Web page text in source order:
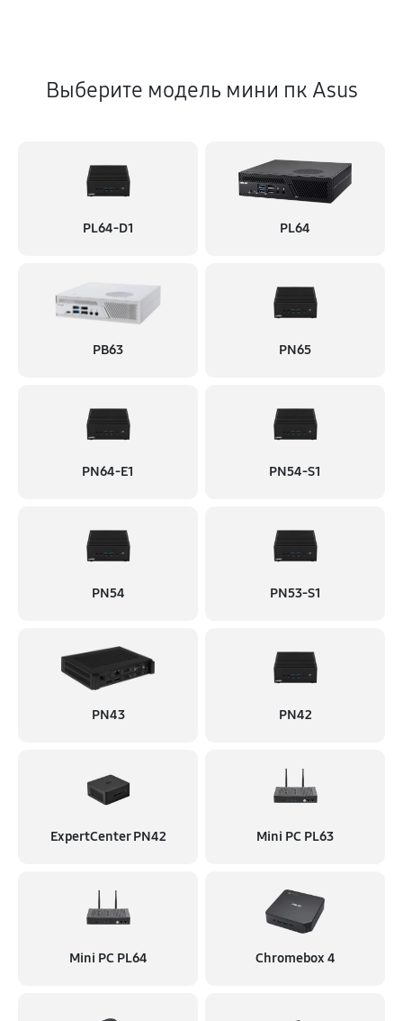
Выберите модель мини пк Asus
PL64-D1 PL64
PB63 PN65
PN64-E1 PN54-S1
PN54 PN53-S1
PN43 PN42
ExpertCenter PN42 Mini PC PL63
Mini PC PL64 Chromebox 4